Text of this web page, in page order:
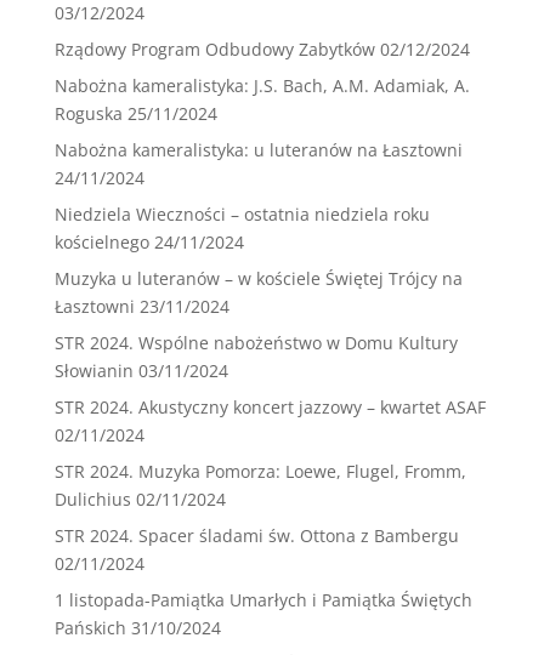
03/12/2024
Rządowy Program Odbudowy Zabytków 02/12/2024
Nabożna kameralistyka: J.S. Bach, A.M. Adamiak, A.
Roguska 25/11/2024
Nabożna kameralistyka: u luteranów na Łasztowni
24/11/2024
Niedziela Wieczności – ostatnia niedziela roku
kościelnego 24/11/2024
Muzyka u luteranów – w kościele Świętej Trójcy na
Łasztowni 23/11/2024
STR 2024. Wspólne nabożeństwo w Domu Kultury
Słowianin 03/11/2024
STR 2024. Akustyczny koncert jazzowy – kwartet ASAF
02/11/2024
STR 2024. Muzyka Pomorza: Loewe, Flugel, Fromm,
Dulichius 02/11/2024
STR 2024. Spacer śladami św. Ottona z Bambergu
02/11/2024
1 listopada-Pamiątka Umarłych i Pamiątka Świętych
Pańskich 31/10/2024